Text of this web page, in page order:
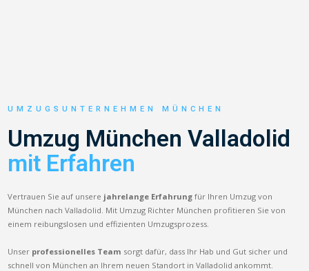
UMZUGSUNTERNEHMEN MÜNCHEN
Umzug München Valladolid
mit Erfahren
Vertrauen Sie auf unsere jahrelange Erfahrung für Ihren Umzug von
München nach Valladolid. Mit Umzug Richter München profitieren Sie von
einem reibungslosen und effizienten Umzugsprozess.
Unser professionelles Team sorgt dafür, dass Ihr Hab und Gut sicher und
schnell von München an Ihrem neuen Standort in Valladolid ankommt.